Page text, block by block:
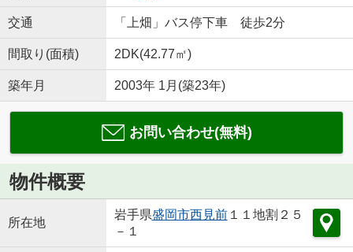
交通 「上畑」バス停下車 徒歩2分
間取り(面積) 2DK(42.77㎡)
築年月 2003年 1月(築23年)
お問い合わせ(無料)
物件概要
所在地
岩手県盛岡市西見前１１地割２５
－１